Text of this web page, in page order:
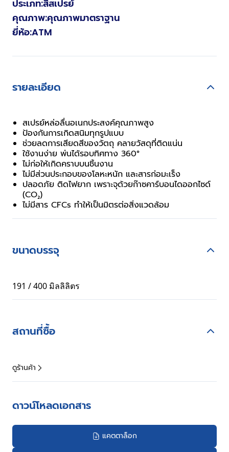
ประเภท:สีสเปรย์
คุณภาพ:คุณภาพมาตราฐาน
ยี่ห้อ:ATM
รายละเอียด
สเปรย์หล่อลื่นอเนกประสงค์คุณภาพสูง
ป้องกันการเกิดสนิมทุกรูปแบบ
ช่วยลดการเสียดสีของวัตถุ คลายวัสดุที่ติดแน่น
ใช้งานง่าย พ่นได้รอบทิศทาง 360°
ไม่ก่อให้เกิดคราบบนชิ้นงาน
ไม่มีส่วนประกอบของโลหะหนัก และสารก่อมะเร็ง
ปลอดภัย ติดไฟยาก เพราะจุด้วยก๊าซคาร์บอนไดออกไซด์
(CO₂)
ไม่มีสาร CFCs ทำให้เป็นมิตรต่อสิ่งแวดล้อม
ขนาดบรรจุ
191 / 400 มิลลิลิตร
สถานที่ซื้อ
ดูร้านค้า
ดาวน์โหลดเอกสาร
แคตตาล็อก